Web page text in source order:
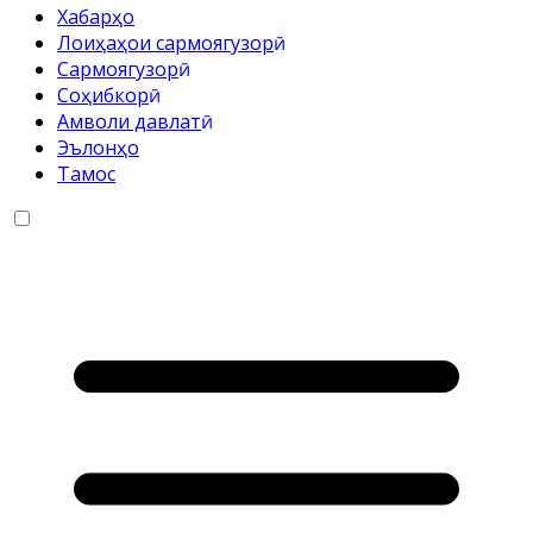
Хабарҳо
Лоиҳаҳои сармоягузорӣ
Cармоягузорӣ
Соҳибкорӣ
Амволи давлатӣ
Эълонҳо
Тамос